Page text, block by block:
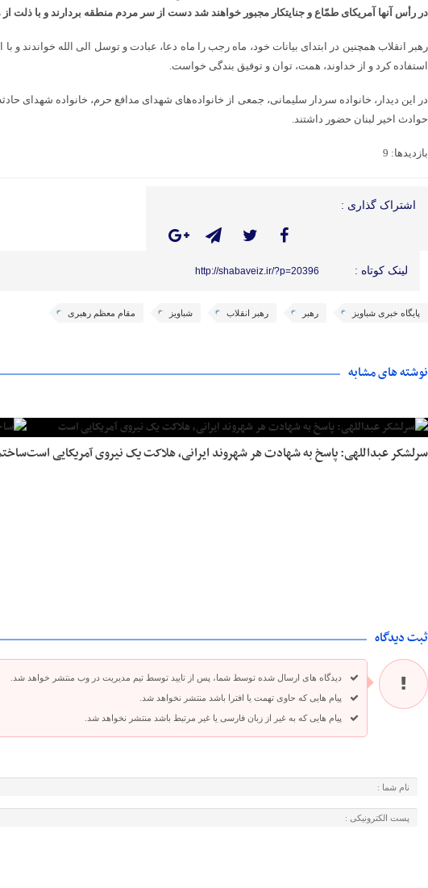
در رأس آنها آمریکای طمّاع و جنایتکار مجبور خواهند شد دست از سر مردم منطقه بردارند و با ذلت
رهبر انقلاب همچنین در ابتدای بیانات خود، ماه رجب را ماه دعا، عبادت و توسل الی الله خواندند
استفاده کرد و از خداوند، همت، توان و توفیق بندگی خواست.
حوادث اخیر لبنان حضور داشتند.
بازدیدها: 9
اشتراک گذاری :
لینک کوتاه : http://shabaveiz.ir/?p=20396
پایگاه خبری شباویز رهبر رهبر انقلاب شباویز مقام معظم رهبری
نوشته های مشابه
سرلشکر عبداللهی: پاسخ به شهادت هر شهروند ایرانی، هلاکت یک نیروی آمریکایی است
ثبت دیدگاه
دیدگاه های ارسال شده توسط شما، پس از تایید توسط تیم مدیریت در وب منتشر خواهد شد.
پیام هایی که حاوی تهمت یا افترا باشد منتشر نخواهد شد.
پیام هایی که به غیر از زبان فارسی یا غیر مرتبط باشد منتشر نخواهد شد.